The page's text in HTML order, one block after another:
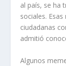
al país, se ha
sociales.
ciudadanas
admitió
Algunos